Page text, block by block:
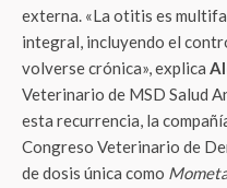
externa. «La otitis es
integral, incluyendo el
volverse crónica», explica
Veterinario de MSD Salud
esta recurrencia, la
Congreso Veterinario de
de dosis única como